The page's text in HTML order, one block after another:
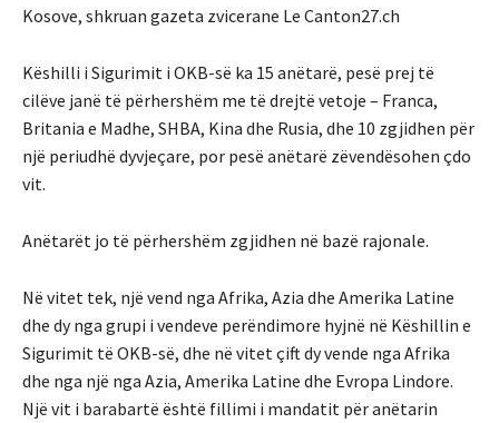
Kosove, shkruan gazeta zvicerane Le Canton27.ch
Këshilli i Sigurimit i OKB-së ka 15 anëtarë, pesë prej të
cilëve janë të përhershëm me të drejtë vetoje – Franca,
Britania e Madhe, SHBA, Kina dhe Rusia, dhe 10 zgjidhen për
një periudhë dyvjeçare, por pesë anëtarë zëvendësohen çdo
vit.
Anëtarët jo të përhershëm zgjidhen në bazë rajonale.
Në vitet tek, një vend nga Afrika, Azia dhe Amerika Latine
dhe dy nga grupi i vendeve perëndimore hyjnë në Këshillin e
Sigurimit të OKB-së, dhe në vitet çift dy vende nga Afrika
dhe nga një nga Azia, Amerika Latine dhe Evropa Lindore.
Një vit i barabartë është fillimi i mandatit për anëtarin